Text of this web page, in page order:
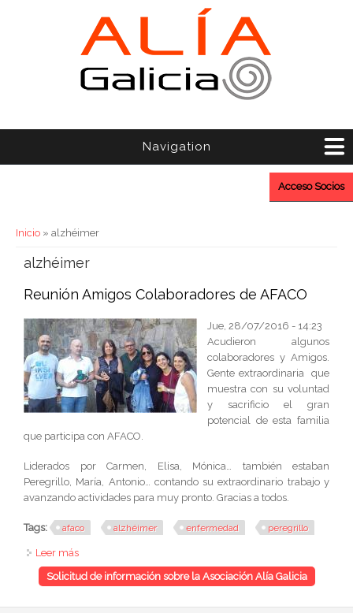
Navigation
Acceso Socios
Usted está aquí
Inicio » alzhéimer
alzhéimer
Reunión Amigos Colaboradores de AFACO
Jue, 28/07/2016 - 14:23
Acudieron algunos
colaboradores y Amigos.
Gente extraordinaria que
muestra con su voluntad
y sacrificio el gran
potencial de esta familia
que participa con AFACO.
Liderados por Carmen, Elisa, Mónica… también estaban
Peregrillo, María, Antonio… contando su extraordinario trabajo y
avanzando actividades para muy pronto. Gracias a todos.
Tags: afaco alzhéimer enfermedad peregrillo
Leer más
Solicitud de información sobre la Asociación Alía Galicia